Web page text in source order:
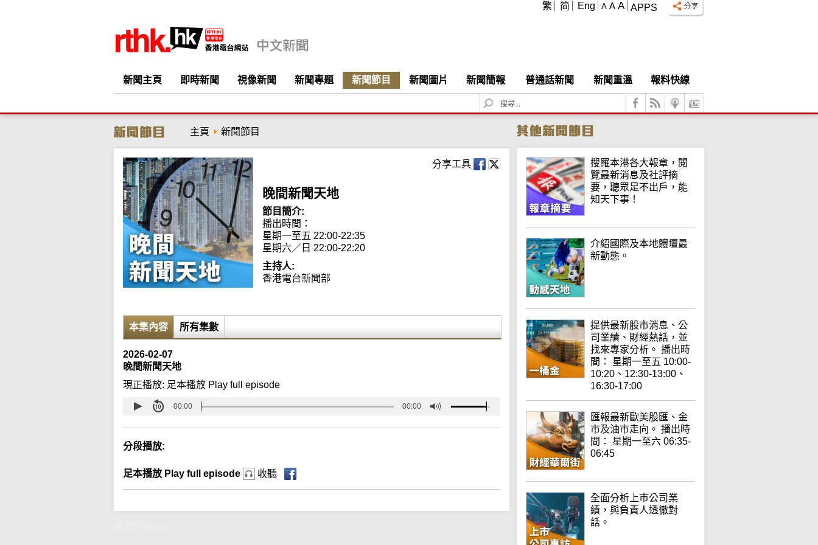
APPS
A A A
繁 简 Eng
新聞主頁 即時新聞 視像新聞 新聞專題 新聞節目 新聞圖片 新聞簡報 普通話新聞 新聞重溫
報料快線
S
e
c
h
主頁 新聞節目
分享工具
晚間新聞天地
節目簡介:
播出時間：
星期一至五 22:00-22:35
星期六／日 22:00-22:20
主持人:
香港電台新聞部
本集內容 所有集數
2026-02-07
晚間新聞天地
現正播放: 足本播放 Play full episode
00:00 00:00
分段播放:
足本播放 Play full episode 收聽
搜羅本港各大報章，閱
覽最新消息及社評摘
要，聽眾足不出戶，能
知天下事！
介紹國際及本地體壇最
新動態。
提供最新股市消息、公
司業績、財經熱話，並
找來專家分析。 播出時
間： 星期一至五 10:00-
10:20、12:30-13:00、
16:30-17:00
匯報最新歐美股匯、金
市及油市走向。 播出時
間： 星期一至六 06:35-
06:45
全面分析上巿公司業
績，與負責人透徹對
話。